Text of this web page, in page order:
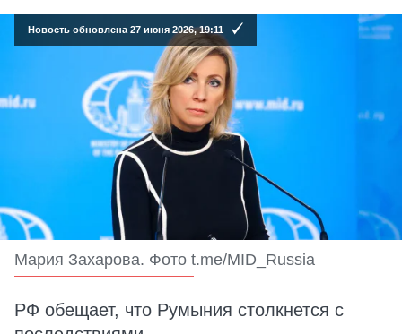
Новость обновлена 27 июня 2026, 19:11
Мария Захарова. Фото t.me/MID_Russia
РФ обещает, что Румыния столкнется с